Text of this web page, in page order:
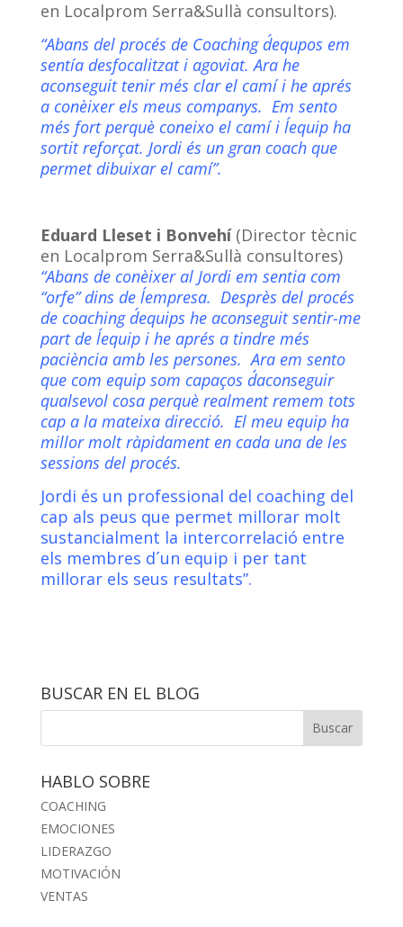
en Localprom Serra&Sullà consultors).
“Abans del procés de Coaching d´equpos em
sentía desfocalitzat i agoviat. Ara he
aconseguit tenir més clar el camí i he aprés
a conèixer els meus companys. Em sento
més fort perquè coneixo el camí i l´equip ha
sortit reforçat. Jordi és un gran coach que
permet dibuixar el camí”.
Eduard Lleset i Bonvehí(Director tècnic
en Localprom Serra&Sullà consultores)
“Abans de conèixer al Jordi em sentia com
“orfe” dins de l´empresa. Desprès del procés
de coaching d´equips he aconseguit sentir-me
part de l´equip i he aprés a tindre més
paciència amb les persones. Ara em sento
que com equip som capaços d´aconseguir
qualsevol cosa perquè realment remem tots
cap a la mateixa direcció. El meu equip ha
millor molt ràpidament en cada una de les
sessions del procés.
Jordi és un professional del coaching del
cap als peus que permet millorar molt
sustancialment la intercorrelació entre
els membres d´un equip i per tant
millorar els seus resultats”.
BUSCAR EN EL BLOG
HABLO SOBRE
COACHING
EMOCIONES
LIDERAZGO
MOTIVACIÓN
VENTAS